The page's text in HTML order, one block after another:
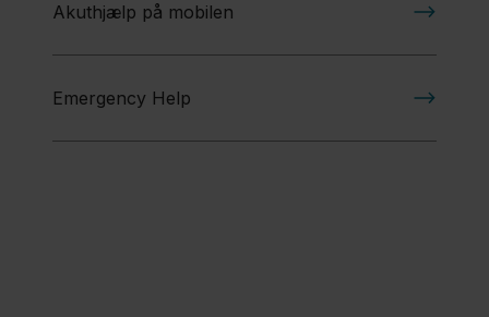
Akuthjælp på mobilen
Emergency Help